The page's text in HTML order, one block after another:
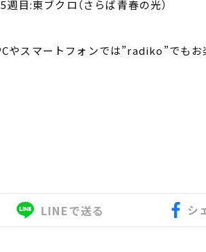
目:東ブクロ（さらば青春の光）
やスマートフォンでは”radiko”でもお
LINEで送る シ